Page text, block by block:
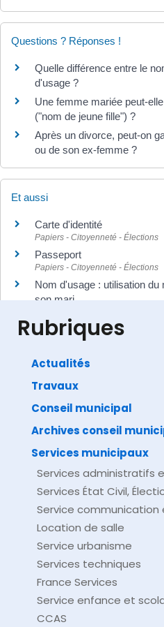
Questions ? Réponses !
Quelle différence entre le
d'usage ?
Une femme mariée peut-
("nom de jeune fille") ?
Après un divorce, peut-on
ou de son ex-femme ?
Et aussi
Carte d'identité
Papiers - Citoyenneté - Élections
Passeport
Papiers - Citoyenneté - Élections
Nom d'usage : utilisation
son mari
Direction de l'information légale et
Rubriques
Actualités
Travaux
Conseil municipal
Archives conseil
Services municipaux
Services administratifs
Services État Civil,
Service communication
Location de salle
Service urbanisme
Services techniques
France Services
Service enfance et
CCAS